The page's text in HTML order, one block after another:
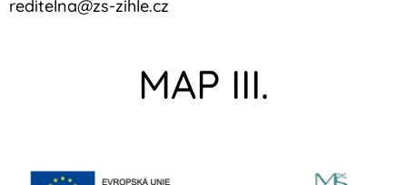
reditelna@zs-zihle.cz
MAP III.